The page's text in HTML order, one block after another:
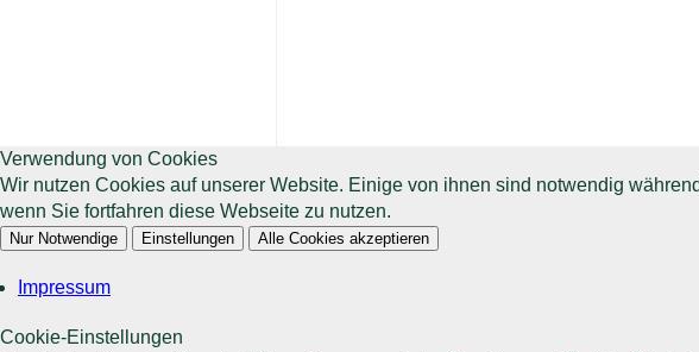
Verwendung von Cookies
Wir nutzen Cookies auf unserer Website. Einige von ihnen sind notwendig
wenn Sie fortfahren diese Webseite zu nutzen.
Nur Notwendige Einstellungen Alle Cookies akzeptieren
Impressum
Cookie-Einstellungen